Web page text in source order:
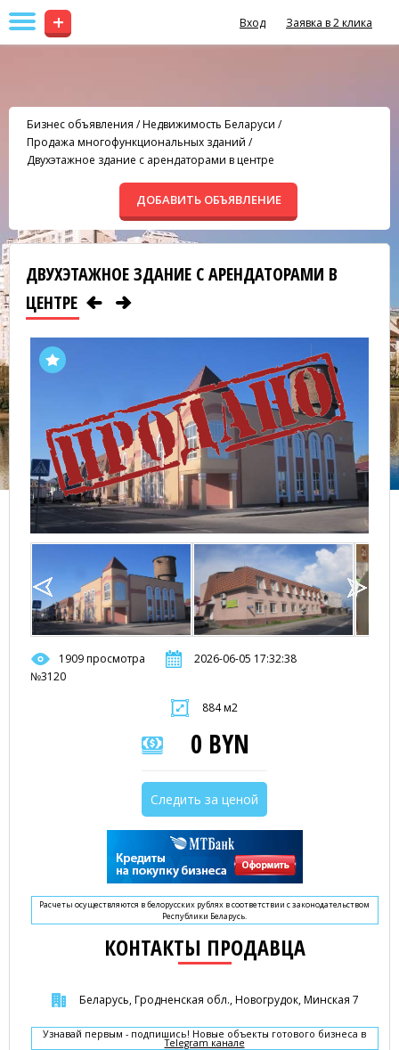
+ Вход Заявка в 2 клика
Бизнес объявления /Недвижимость Беларуси /
Продажа многофункциональных зданий /
Двухэтажное здание с арендаторами в центре
ДОБАВИТЬ ОБЪЯВЛЕНИЕ
ДВУХЭТАЖНОЕ ЗДАНИЕ С АРЕНДАТОРАМИ В
ЦЕНТРЕ
1909 просмотра
2026-06-05 17:32:38
№3120
884 м2
0 BYN
Следить за ценой
Расчеты осуществляются в белорусских рублях в соответствии с законодательством
Республики Беларусь.
КОНТАКТЫ ПРОДАВЦА
Беларусь, Гродненская обл., Новогрудок, Минская 7
Узнавай первым - подпишись! Новые объекты готового бизнеса в
Telegram канале